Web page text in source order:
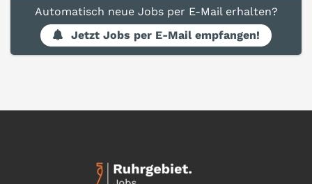
Automatisch neue Jobs per E-Mail erhalten?
Jetzt Jobs per E-Mail empfangen!